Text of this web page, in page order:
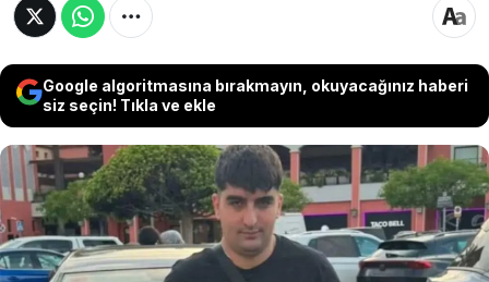
Google algoritmasına bırakmayın, okuyacağınız haberi
siz seçin! Tıkla ve ekle
Daltonlar çetesinin yöneticilerinden Caner
Koçer’in İspanya’da silahlı saldırıda